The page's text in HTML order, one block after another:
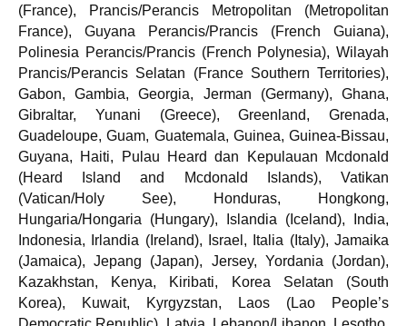
(France), Prancis/Perancis Metropolitan (Metropolitan
France), Guyana Perancis/Prancis (French Guiana),
Polinesia Perancis/Prancis (French Polynesia), Wilayah
Prancis/Perancis Selatan (France Southern Territories),
Gabon, Gambia, Georgia, Jerman (Germany), Ghana,
Gibraltar, Yunani (Greece), Greenland, Grenada,
Guadeloupe, Guam, Guatemala, Guinea, Guinea-Bissau,
Guyana, Haiti, Pulau Heard dan Kepulauan Mcdonald
(Heard Island and Mcdonald Islands), Vatikan
(Vatican/Holy See), Honduras, Hongkong,
Hungaria/Hongaria (Hungary), Islandia (Iceland), India,
Indonesia, Irlandia (Ireland), Israel, Italia (Italy), Jamaika
(Jamaica), Jepang (Japan), Jersey, Yordania (Jordan),
Kazakhstan, Kenya, Kiribati, Korea Selatan (South
Korea), Kuwait, Kyrgyzstan, Laos (Lao People’s